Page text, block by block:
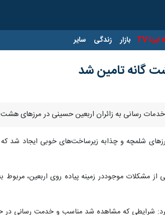
ایرنا TV بازار زندگی سایر
مرزهای شلمچه و چذابه زیرساخت‌های خوبی ایجاد شد
مشکلات موجوددر زمینه پیاده روی اربعین،
کرد: شرایطی که مشاهده شد مناسب و خدمت رسانی در